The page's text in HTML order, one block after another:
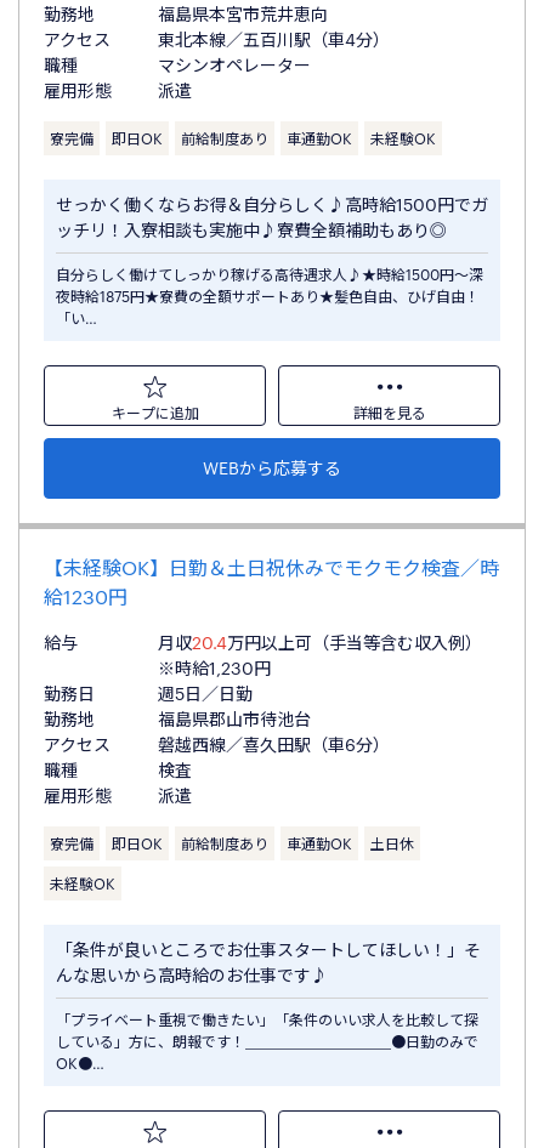
勤務地
福島県本宮市荒井恵向
アクセス
東北本線／五百川駅（車4分）
職種
マシンオペレーター
雇用形態
派遣
寮完備 即日OK 前給制度あり 車通勤OK 未経験OK
せっかく働くならお得＆自分らしく♪高時給1500円でガ
ッチリ！入寮相談も実施中♪寮費全額補助もあり◎
自分らしく働けてしっかり稼げる高待遇求人♪★時給1500円～深
夜時給1875円★寮費の全額サポートあり★髪色自由、ひげ自由！
「い…
キープに追加 詳細を見る
WEBから応募する
【未経験OK】日勤＆土日祝休みでモクモク検査／時
給1230円
給与 月収20.4万円以上可（手当等含む収入例）
※時給1,230円
勤務日
週5日／日勤
勤務地
福島県郡山市待池台
アクセス
磐越西線／喜久田駅（車6分）
職種
検査
雇用形態
派遣
寮完備 即日OK 前給制度あり 車通勤OK 土日休
未経験OK
「条件が良いところでお仕事スタートしてほしい！」そ
んな思いから高時給のお仕事です♪
「プライベート重視で働きたい」「条件のいい求人を比較して探
している」方に、朗報です！＿＿＿＿＿＿＿＿＿＿●日勤のみで
OK●…